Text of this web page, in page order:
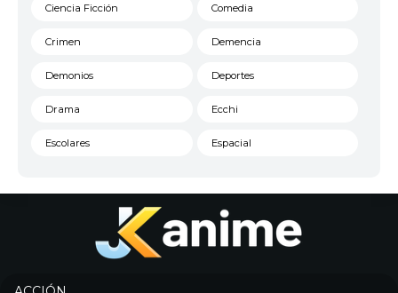
Ciencia Ficción Comedia
Crimen Demencia
Demonios Deportes
Drama Ecchi
Escolares Espacial
Historico
Josei